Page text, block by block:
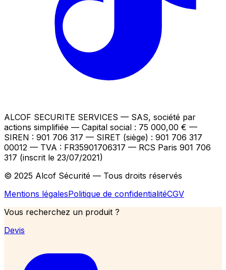
ALCOF SECURITE SERVICES — SAS, société par
actions simplifiée — Capital social : 75 000,00 € —
SIREN : 901 706 317 — SIRET (siège) : 901 706 317
00012 — TVA : FR35901706317 — RCS Paris 901 706
317 (inscrit le 23/07/2021)
© 2025 Alcof Sécurité — Tous droits réservés
Mentions légalesPolitique de confidentialitéCGV
Vous recherchez un produit ?
Devis